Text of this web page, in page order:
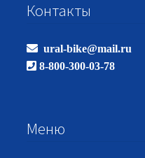
Контакты
ural-bike@mail.ru
8-800-300-03-78
Меню